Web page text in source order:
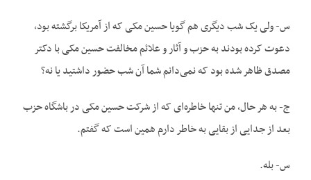
س- ولی یک شب دیگری هم گویا حسین مکی که از آمریکا برگشته بود،
دعوت کرده بودند به حزب و آثار و علائم مخالفت حسین مکی با دکتر
مصدق ظاهر شده بود که نمی‌‌دانم شما آن شب حضور داشتید یا نه؟
ج- به هر حال، من تنها خاطره‌ای که از شرکت حسین مکی در باشگاه حزب
بعد از جدایی از بقایی به خاطر دارم همین است که گفتم.
س- بله.